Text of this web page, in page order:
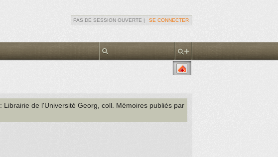
PAS DE SESSION OUVERTE | SE CONNECTER
: Librairie de l'Université Georg , coll. Mémoires publiés par